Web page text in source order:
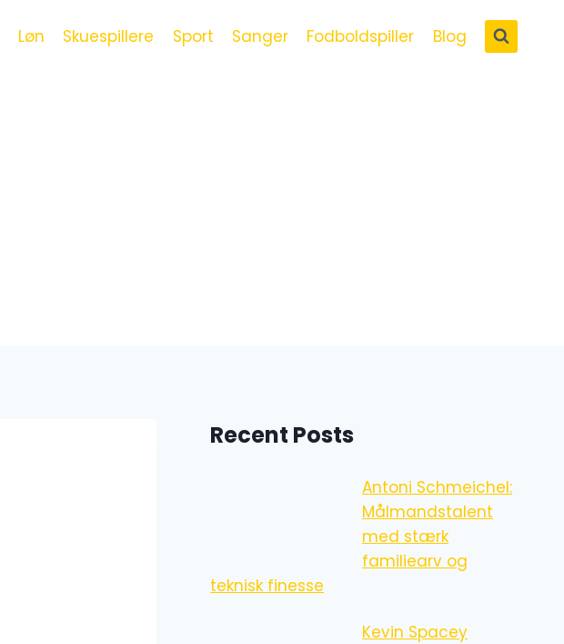
Løn Skuespillere Sport Sanger Fodboldspiller Blog
Recent Posts
Antoni Schmeichel:
Målmandstalent
med stærk
familiearv og
teknisk finesse
Kevin Spacey